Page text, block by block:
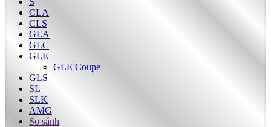
CLA
CLS
GLA
GLC
GLE
GLE Coupe
GLS
SL
SLK
AMG
So sánh